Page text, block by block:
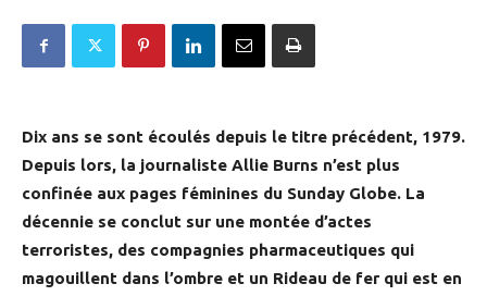
Dix ans se sont écoulés depuis le titre précédent, 1979.
Depuis lors, la journaliste Allie Burns n’est plus
confinée aux pages féminines du Sunday Globe. La
décennie se conclut sur une montée d’actes
terroristes, des compagnies pharmaceutiques qui
magouillent dans l’ombre et un Rideau de fer qui est en